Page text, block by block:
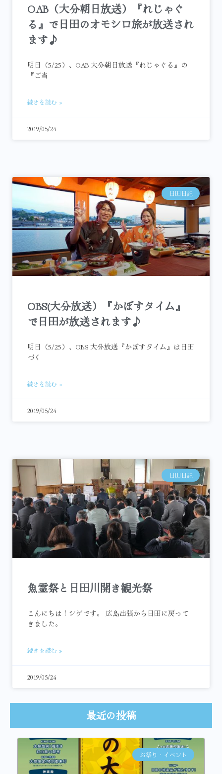
OAB（大分朝日放送）『れじゃぐ
る』で日田のオモシロ旅が放送され
ます♪
明日（5/25）、OAB 大分朝日放送『れじゃぐる』の
『ご当
続きを読む »
2019/05/24
日田日記
OBS(大分放送）『かぼすタイム』
で日田が放送されます♪
明日（5/25）、OBS 大分放送『かぼすタイム』は日田
づく
続きを読む »
2019/05/24
日田日記
魚霊祭と日田川開き観光祭
こんにちは！シゲです。 広島出張から日田に戻って
きました。
続きを読む »
2019/05/24
最近の投稿
お祭り・イベント